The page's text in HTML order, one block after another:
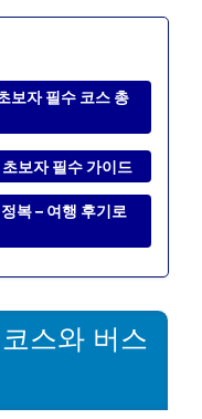
보자 필수 코스 총
보자 필수 가이드
복 – 여행 후기로
스와 버스